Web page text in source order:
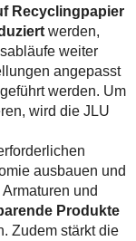
Recyclingpapier
werden,
weiter
angepasst
werden. Um
wird die JLU
ausbauen und
und
Produkte
Zudem stärkt die